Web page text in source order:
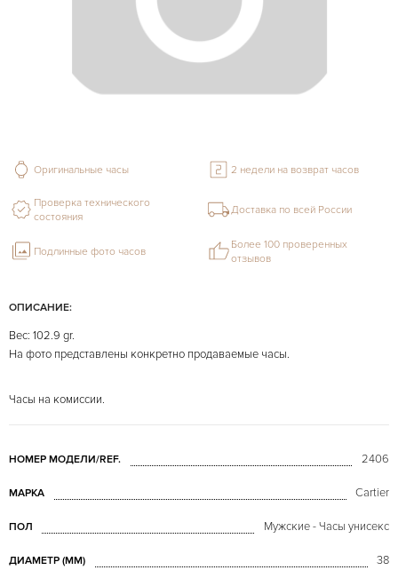
ОПИСАНИЕ:
Вес: 102.9 gr.
На фото представлены конкретно продаваемые часы.
Часы на комиссии.
НОМЕР МОДЕЛИ/REF. 2406
МАРКА Cartier
ПОЛ Мужские - Часы унисекс
ДИАМЕТР (MM) 38
Оригинальные часы 2 недели на возврат часов
Проверка технического
состояния
Доставка по всей России
Подлинные фото часов
Более 100 проверенных
отзывов